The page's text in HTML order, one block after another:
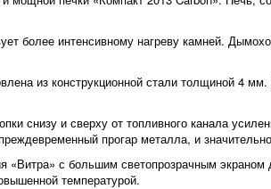
более интенсивному нагреву камней.
из конструкционной стали толщиной 4
снизу и сверху от топливного канала
прогар металла, и
«Витра» с большим светопрозрачным
температурой.